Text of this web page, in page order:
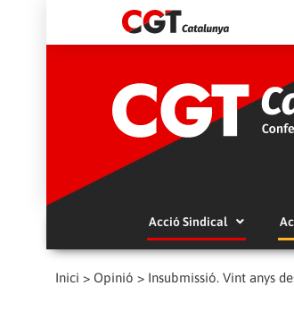
Acció Sindical
Inici > Opinió > Insubmissió. Vint anys